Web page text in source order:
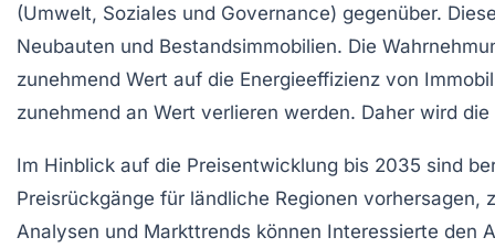
(Umwelt, Soziales und Governance) gegenüber.
Neubauten und Bestandsimmobilien. Die
zunehmend Wert auf die Energieeffizienz von
zunehmend an Wert verlieren werden. Daher wird
Im Hinblick auf die Preisentwicklung bis 2035 sind
Preisrückgänge für ländliche Regionen
Analysen und Markttrends können Interessierte den